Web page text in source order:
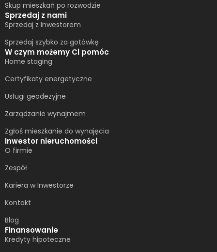
Skup mieszkań po rozwodzie
Sprzedaj z nami
Sprzedaj z Inwestorem
Sprzedaj szybko za gotówkę
W czym możemy Ci pomóc
Home staging
Certyfikaty energetyczne
Usługi geodezyjne
Zarządzanie wynajmem
Zgłoś mieszkanie do wynajęcia
Inwestor nieruchomości
O firmie
Zespół
Kariera w Inwestorze
Kontakt
Blog
Finansowanie
Kredyty hipoteczne